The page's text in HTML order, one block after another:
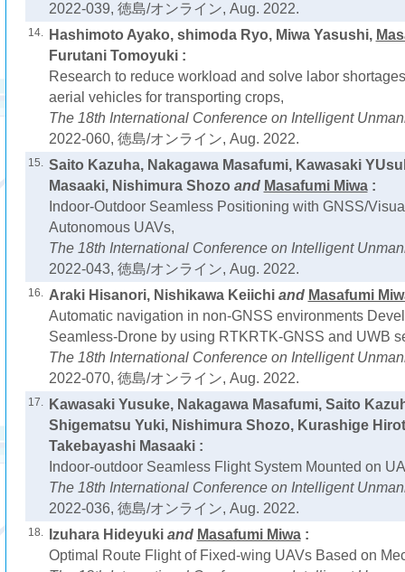
2022-039, 徳島/オンライン, Aug. 2022.
14. Hashimoto Ayako, shimoda Ryo, Miwa Yasushi,
Furutani Tomoyuki :
Research to reduce workload and solve labor
aerial vehicles for transporting crops,
The 18th International Conference on Intelligent
2022-060, 徳島/オンライン, Aug. 2022.
15. Saito Kazuha, Nakagawa Masafumi, Kawasaki
Masaaki, Nishimura Shozo and Masafumi Miwa:
Indoor-Outdoor Seamless Positioning with GNSS/
Autonomous UAVs,
The 18th International Conference on Intelligent
2022-043, 徳島/オンライン, Aug. 2022.
16. Araki Hisanori, Nishikawa Keiichiand Masafumi
Automatic navigation in non-GNSS environments
Seamless-Drone by using RTKRTK-GNSS and UWB
The 18th International Conference on Intelligent
2022-070, 徳島/オンライン, Aug. 2022.
17.
Kawasaki Yusuke, Nakagawa Masafumi, Saito
Shigematsu Yuki, Nishimura Shozo, Kurashige
Takebayashi Masaaki :
Indoor-outdoor Seamless Flight System Mounted on
The 18th International Conference on Intelligent
2022-036, 徳島/オンライン, Aug. 2022.
18. Izuhara Hideyukiand Masafumi Miwa:
Optimal Route Flight of Fixed-wing UAVs Based on